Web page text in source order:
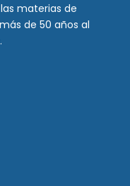
materias de
de 50 años al